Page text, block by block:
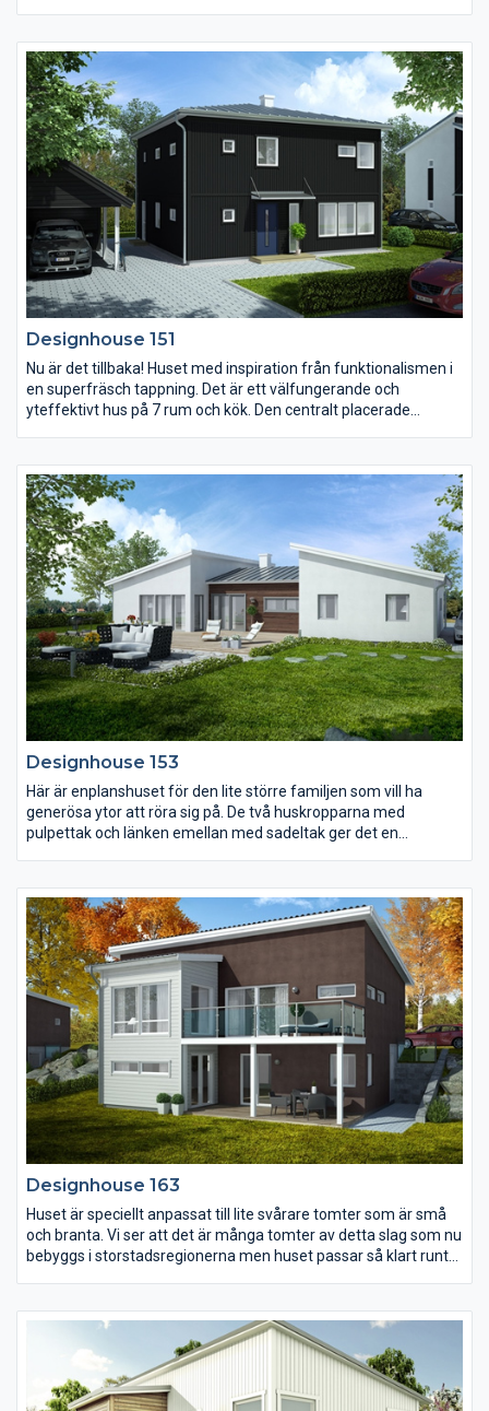
hjärtat.
Kort sagt – ett hem att leva i med både enskildhet och
gemenskap.
Designhouse 151
Nu är det tillbaka! Huset med inspiration från funktionalismen i
en superfräsch tappning. Det är ett välfungerande och
yteffektivt hus på 7 rum och kök. Den centralt placerade
och umgänge. Föräldrasovrummet har en lyxig direktkontakt
med ett dressingroom och ett stort badrum på övre plan. Där
har du även plats för hemmakontoret.
Designhouse 153
Här är enplanshuset för den lite större familjen som vill ha
generösa ytor att röra sig på. De två huskropparna med
pulpettak och länken emellan med sadeltak ger det en
med exotiska växter. Den ena huskroppen är av privat karaktär
som exempelvis kan bli en ungdomsdel. Föräldrasovrummet
har en egen tillhörande klädkammare och badrum - för din
vardagslyx.
Designhouse 163
Huset är speciellt anpassat till lite svårare tomter som är små
och branta. Vi ser att det är många tomter av detta slag som nu
bebyggs i storstadsregionerna men huset passar så klart runt
matlagning medan man hittar de mer privata rummen en
trappa ner. Fina skjutpartier öppnar upp mot trädgården och
balkongen. Under balkongen skapas även en skyddad uteplats
som nås från föräldrasovrummet och allrummet. För den som
jobbar hemifrån är kontoret ett stort plus.